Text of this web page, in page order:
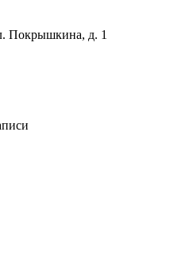
Покрышкина, д. 1